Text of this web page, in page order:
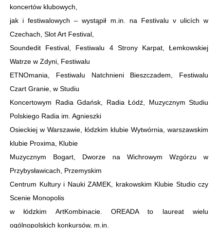
koncertów klubowych,
jak i festiwalowych – wystąpił m.in. na Festivalu v ulicích w
Czechach, Slot Art Festival,
Soundedit Festival, Festiwalu 4 Strony Karpat, Łemkowskiej
Watrze w Zdyni, Festiwalu
ETNOmania, Festiwalu Natchnieni Bieszczadem, Festiwalu
Czart Granie, w Studiu
Koncertowym Radia Gdańsk, Radia Łódź, Muzycznym Studiu
Polskiego Radia im. Agnieszki
Osieckiej w Warszawie, łódzkim klubie Wytwórnia, warszawskim
klubie Proxima, Klubie
Muzycznym Bogart, Dworze na Wichrowym Wzgórzu w
Przybysławicach, Przemyskim
Centrum Kultury i Nauki ZAMEK, krakowskim Klubie Studio czy
Scenie Monopolis
w łódzkim ArtKombinacie. OREADA to laureat wielu
ogólnopolskich konkursów, m.in.